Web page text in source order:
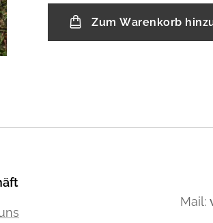
Zum Warenkorb
Mail: